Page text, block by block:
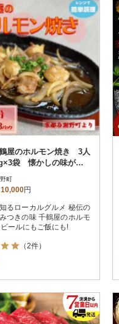
解除
結果を見る（30,381件）
レビュー件数順
レビュー評価順
寄付金額が高い順
寄付金額が低い順
袋 懐かしの味がレ
の簡単調理で! 京都与
町
10,000円
るローカルグルメ 秘伝の
つきの味 千鶴屋のホルモ
ールにもご飯にも!
（2件）